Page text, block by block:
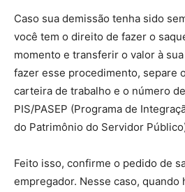
Caso sua demissão tenha sido
você tem o direito de fazer o
momento e transferir o valor à
fazer esse procedimento, separe
carteira de trabalho e o número
PIS/PASEP (Programa de
do Patrimônio do Servidor
Feito isso, confirme o pedido de
empregador. Nesse caso, quando